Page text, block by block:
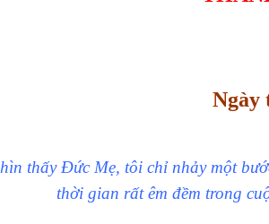
Ngày
thấy Đức Mẹ, tôi chỉ nhảy một
thời gian rất êm đềm trong